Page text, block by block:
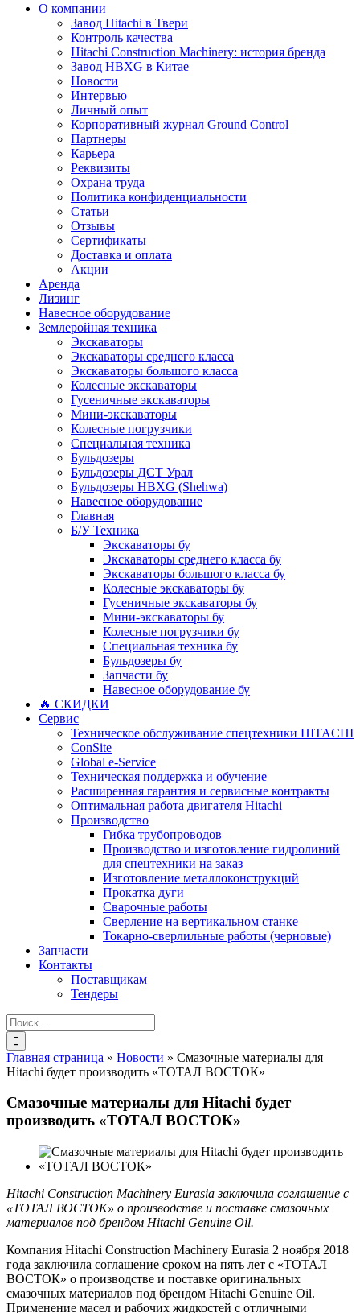
О компании
Завод Hitachi в Твери
Контроль качества
Hitachi Construction Machinery: история бренда
Завод HBXG в Китае
Новости
Интервью
Личный опыт
Корпоративный журнал Ground Control
Партнеры
Карьера
Реквизиты
Охрана труда
Политика конфиденциальности
Статьи
Отзывы
Сертификаты
Доставка и оплата
Акции
Аренда
Лизинг
Навесное оборудование
Землеройная техника
Экскаваторы
Экскаваторы среднего класса
Экскаваторы большого класса
Колесные экскаваторы
Гусеничные экскаваторы
Мини-экскаваторы
Колесные погрузчики
Специальная техника
Бульдозеры
Бульдозеры ДСТ Урал
Бульдозеры HBXG (Shehwa)
Навесное оборудование
Главная
Б/У Техника
Экскаваторы бу
Экскаваторы среднего класса бу
Экскаваторы большого класса бу
Колесные экскаваторы бу
Гусеничные экскаваторы бу
Мини-экскаваторы бу
Колесные погрузчики бу
Специальная техника бу
Бульдозеры бу
Запчасти бу
Навесное оборудование бу
🔥 СКИДКИ
Сервис
Техническое обслуживание спецтехники HITACHI
ConSite
Global e-Service
Техническая поддержка и обучение
Расширенная гарантия и сервисные контракты
Оптимальная работа двигателя Hitachi
Производство
Гибка трубопроводов
Производство и изготовление гидролиний
для спецтехники на заказ
Изготовление металлоконструкций
Прокатка дуги
Сварочные работы
Сверление на вертикальном станке
Токарно-сверлильные работы (черновые)
Запчасти
Контакты
Поставщикам
Тендеры
Результат
поиска:
Главная страница » Новости » Смазочные материалы для
Hitachi будет производить «ТОТАЛ ВОСТОК»
Смазочные материалы для Hitachi будет
производить «ТОТАЛ ВОСТОК»
Hitachi Construction Machinery Eurasia заключила соглашение с
«ТОТАЛ ВОСТОК» о производстве и поставке смазочных
материалов под брендом Hitachi Genuine Oil.
Компания Hitachi Construction Machinery Eurasia 2 ноября 2018
года заключила соглашение сроком на пять лет с «ТОТАЛ
ВОСТОК» о производстве и поставке оригинальных
смазочных материалов под брендом Hitachi Genuine Oil.
Применение масел и рабочих жидкостей с отличными